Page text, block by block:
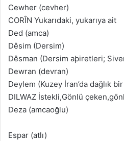
Cewher (cevher)
CORÎN Yukarıdaki, yukarıya ait
Ded (amca)
Dêsim (Dersim)
Dêsman (Dersim aþiretleri;
Dewran (devran)
Deylem (Kuzey İran’da dağlık
DILWAZ İstekli,Gönlü
Deza (amcaoğlu)
Espar (atlı)